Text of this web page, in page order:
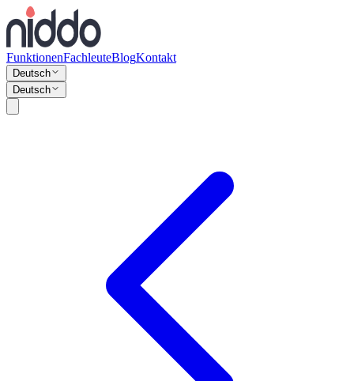
FunktionenFachleuteBlogKontakt
Deutsch
Deutsch